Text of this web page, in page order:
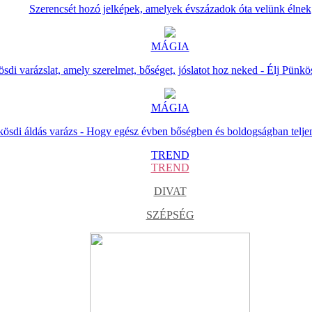
Szerencsét hozó jelképek, amelyek évszázadok óta velünk élnek
MÁGIA
varázslat, amely szerelmet, bőséget, jóslatot hoz neked - Élj
MÁGIA
áldás varázs - Hogy egész évben bőségben és boldogságban
TREND
TREND
DIVAT
SZÉPSÉG